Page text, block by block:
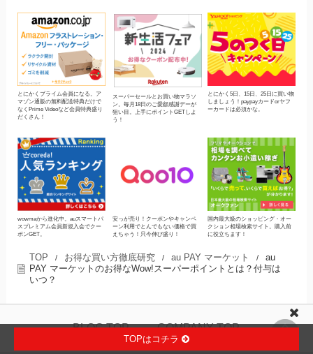
とにかくプライム会員になる。ア
マゾン通販の無料配送特典だけで
なくPrime Videoなど会員特典盛り
だくさん！
スーパーセールとお買い物マラソ
ン。毎月18日のご愛顧感謝デーが
狙い目。上手にポイントGETしよ
う！
とにかく5日、15日、25日に買い物
しましょう！paypayカードorヤフ
ーカードは必須かな。
wowmaから進化中。auスマートパ
スプレミアム会員新規入会でクー
ポンGET。
安っが売り！クーポンやキャンペ
ーン利用でとんでもない価格で買
えちゃう！只今伸び盛り！
国内最大級のショッピング・オー
クション相場検索サイト。購入前
に役立ちます！
TOP / お得な買い方徹底研究 / au PAY マーケット /
au
PAY マーケットのお得なWow!スーパーポイントとは？付与は
いつ？
TOPはコチラ
BLOG TOP COMPANY TOP